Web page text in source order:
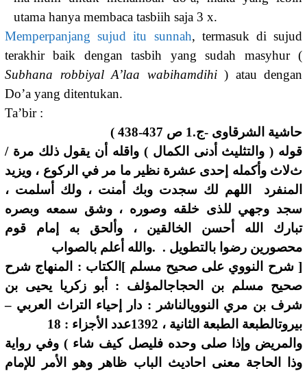
utama hanya membaca tasbiih saja 3 x.
Memperpanjang sujud itu sunnah, termasuk di sujud
terakhir baik dengan tasbih yang sudah masyhur (
Subhana robbiyal A’laa wabihamdihi ) atau dengan
Do’a yang ditentukan.
Ta’bir :
حاشية الشرقاوى -ج.1 ص 437-438 )
قوله ( والتثليث أدنى الكمال ) واقله أن يقول ذلك مرة /
ثﻻث وأكمله إحدى عشرة نظير ما مر في الركوع ، ويزيد
المنفرد اللهم لك سجدت وبك أمنت ، ولك أسلمت ،
سجد وجهي للذى خلقه وصوره ، وشق سمعه وبصره
تبارك الله أحسن الخالقين ، وألحق به إمام قوم
محصورين رضوا بالتطويل . .والله أعلم بالصواب
[ شرح النووي على صحيح مسلم ]الكتاب : المنهاج شرح
صحيح مسلم بن الحجاجالمؤلف : أبو زكريا يحيى بن
شرف بن مري النوويالناشر : دار إحياء التراث العربي –
بيروتالطبعة الطبعة الثانية ، 1392عدد الأجزاء : 18
والمريض وإذا صلى وحده فليصل كيف شاء ) وفي رواية
وذا الحاجة معنى احاديث الباب ظاهر وهو الأمر للإمام